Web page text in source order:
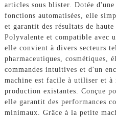
articles sous blister. Dotée
fonctions automatisées, elle
et garantit des résultats de
Polyvalente et compatible avec
elle convient à divers secteurs
pharmaceutiques, cosmétiques,
commandes intuitives et d'un
machine est facile à utiliser et à
production existantes. Conçue
elle garantit des performances
minimaux. Grâce à la petite